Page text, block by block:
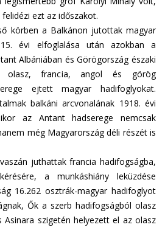
ezt az időszakot.
körben a Balkánon jutottak magyar
évi elfoglalása után azokban a
Albániában és Görögország északi
olasz, francia, angol és görög
ejtett magyar hadifoglyokat.
balkáni arcvonalának 1918. évi
az Antant hadserege nemcsak
még Magyarország déli részét is
juthattak francia hadifogságba,
a munkáshiány leküzdése
16.262 osztrák-magyar hadifoglyot
Ők a szerb hadifogságból olasz
Asinara szigetén helyezett el az olasz